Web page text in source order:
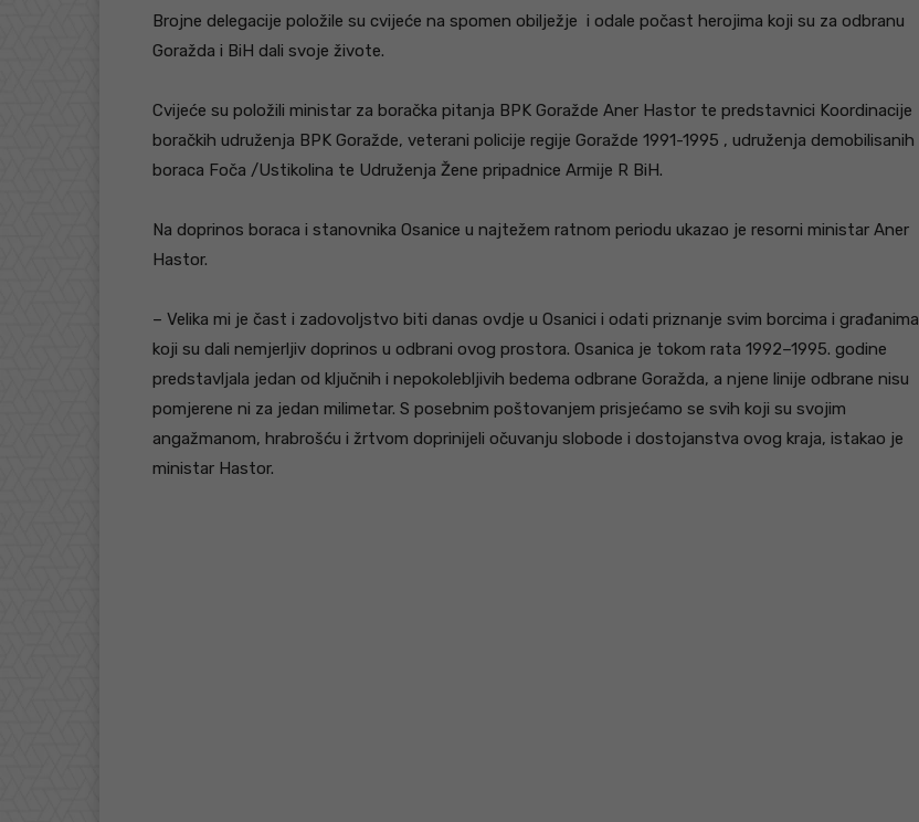
Brojne delegacije položile su cvijeće na spomen obilježje i odale počast herojima koji su za odbranu
Goražda i BiH dali svoje živote.
Cvijeće su položili ministar za boračka pitanja BPK Goražde Aner Hastor te predstavnici Koordinacije
boračkih udruženja BPK Goražde, veterani policije regije Goražde 1991-1995 , udruženja demobilisanih
boraca Foča /Ustikolina te Udruženja Žene pripadnice Armije R BiH.
Na doprinos boraca i stanovnika Osanice u najtežem ratnom periodu ukazao je resorni ministar Aner
Hastor.
– Velika mi je čast i zadovoljstvo biti danas ovdje u Osanici i odati priznanje svim borcima i građanima
koji su dali nemjerljiv doprinos u odbrani ovog prostora. Osanica je tokom rata 1992–1995. godine
predstavljala jedan od ključnih i nepokolebljivih bedema odbrane Goražda, a njene linije odbrane nisu
pomjerene ni za jedan milimetar. S posebnim poštovanjem prisjećamo se svih koji su svojim
angažmanom, hrabrošću i žrtvom doprinijeli očuvanju slobode i dostojanstva ovog kraja, istakao je
ministar Hastor.